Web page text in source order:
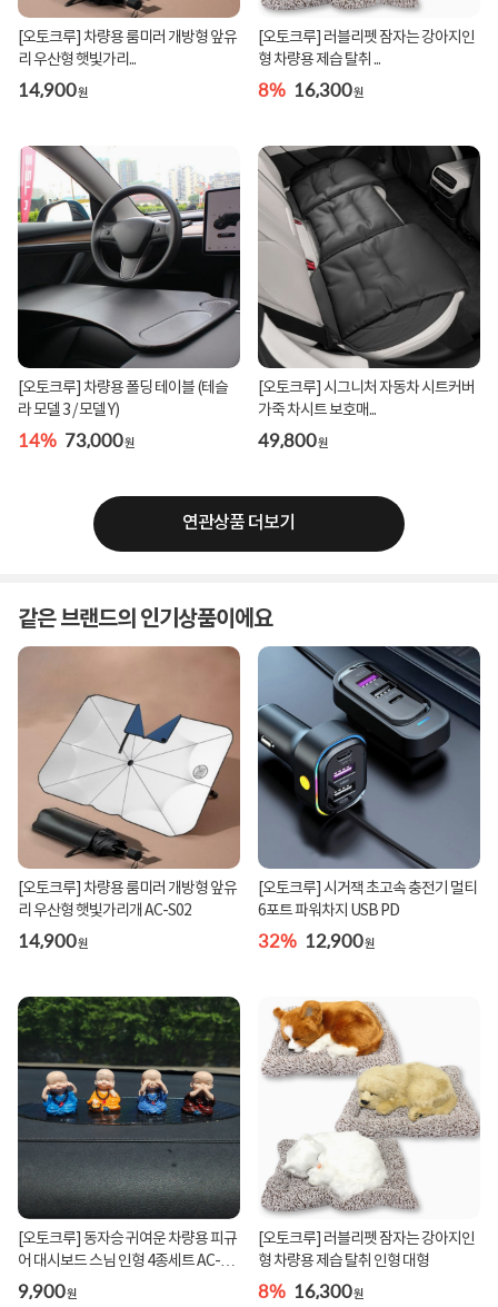
[오토크루] 차량용 룸미러 개방형 앞유
리 우산형 햇빛가리...
14,900원
[오토크루] 러블리펫 잠자는 강아지인
형 차량용 제습 탈취 ...
8% 16,300원
[오토크루] 차량용 폴딩 테이블 (테슬
라 모델 3 / 모델 Y)
14% 73,000원
[오토크루] 시그니처 자동차 시트커버
가죽 차시트 보호매...
49,800원
연관상품 더보기
같은 브랜드의 인기상품이에요
[오토크루] 차량용 룸미러 개방형 앞유
리 우산형 햇빛가리개 AC-S02
14,900원
[오토크루] 시거잭 초고속 충전기 멀티
6포트 파워차지 USB PD
32% 12,900원
[오토크루] 동자승 귀여운 차량용 피규
어 대시보드 스님 인형 4종세트 AC-
AC05
9,900원
[오토크루] 러블리펫 잠자는 강아지인
형 차량용 제습 탈취 인형 대형
8% 16,300원